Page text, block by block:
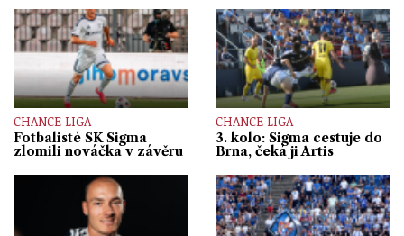
CHANCE LIGA
Fotbalisté SK Sigma
zlomili nováčka v závěru
CHANCE LIGA
3. kolo: Sigma cestuje do
Brna, čeká ji Artis